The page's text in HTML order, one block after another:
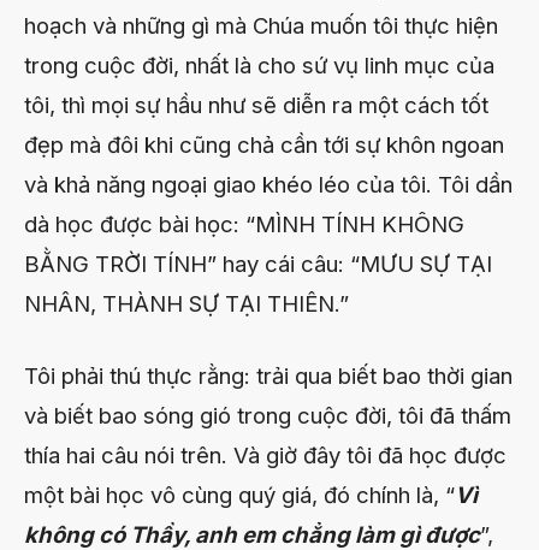
hoạch và những gì mà Chúa muốn tôi thực hiện
trong cuộc đời, nhất là cho sứ vụ linh mục của
tôi, thì mọi sự hầu như sẽ diễn ra một cách tốt
đẹp mà đôi khi cũng chả cần tới sự khôn ngoan
và khả năng ngoại giao khéo léo của tôi. Tôi dần
dà học được bài học: “MÌNH TÍNH KHÔNG
BẰNG TRỜI TÍNH” hay cái câu: “MƯU SỰ TẠI
NHÂN, THÀNH SỰ TẠI THIÊN.”
Tôi phải thú thực rằng: trải qua biết bao thời gian
và biết bao sóng gió trong cuộc đời, tôi đã thấm
thía hai câu nói trên. Và giờ đây tôi đã học được
một bài học vô cùng quý giá, đó chính là, “Vì
không có Thầy, anh em chẳng làm gì được”,